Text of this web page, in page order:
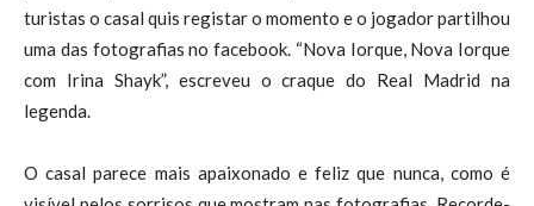
turistas o casal quis registar o momento e o jogador partilhou
uma das fotografias no facebook. “Nova Iorque, Nova Iorque
com Irina Shayk”, escreveu o craque do Real Madrid na
legenda.
O casal parece mais apaixonado e feliz que nunca, como é